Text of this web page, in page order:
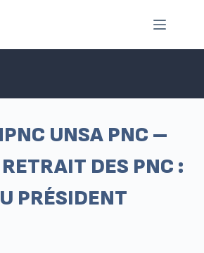
UNSA PNC –
DES PNC :
PRÉSIDENT